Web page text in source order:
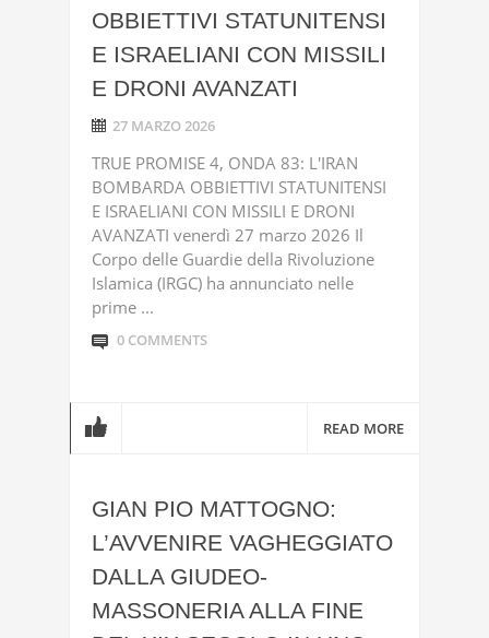
OBBIETTIVI STATUNITENSI
E ISRAELIANI CON MISSILI
E DRONI AVANZATI
27 MARZO 2026
TRUE PROMISE 4, ONDA 83: L'IRAN
BOMBARDA OBBIETTIVI STATUNITENSI
E ISRAELIANI CON MISSILI E DRONI
AVANZATI venerdì 27 marzo 2026 Il
Corpo delle Guardie della Rivoluzione
Islamica (IRGC) ha annunciato nelle
prime ...
0 COMMENTS
READ MORE
GIAN PIO MATTOGNO:
L’AVVENIRE VAGHEGGIATO
DALLA GIUDEO-
MASSONERIA ALLA FINE